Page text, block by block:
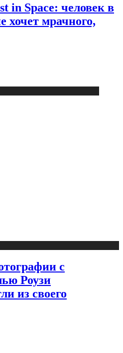
in Space: человек в
хочет мрачного,
с
Роузи
из своего